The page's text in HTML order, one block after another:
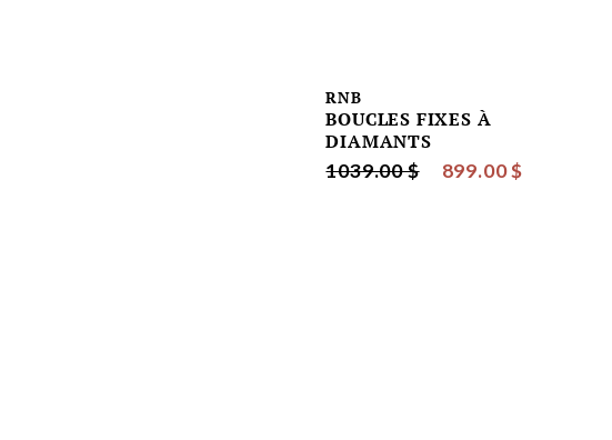
RNB
BOUCLES FIXES À
DIAMANTS
1039.00 $ 899.00 $